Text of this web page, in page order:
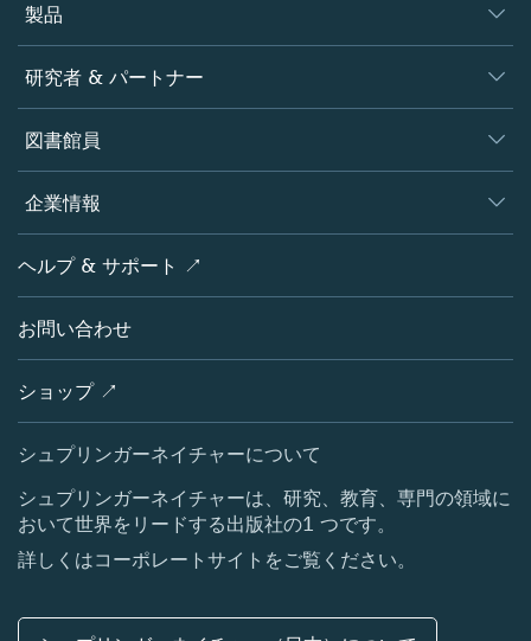
製品
ジャーナル
書籍
プラットフォーム
研究者 & パートナー
著者
編集者
オープンサイエンス
ポリシー
図書館員
概要
製品
ライセンス情報
ブログ
お問い合わせ
企業情報
会社概要
シュプリンガーネイチャーについて
採用情報
メディアセンター
所在地 & お問い合わせ
コーポレートサイト（グローバル）
ヘルプ & サポート ↗
お問い合わせ
ショップ ↗
シュプリンガーネイチャーについて
シュプリンガーネイチャーは、研究、教育、専門の領域に
おいて世界をリードする出版社の1 つです。
詳しくはコーポレートサイトをご覧ください。